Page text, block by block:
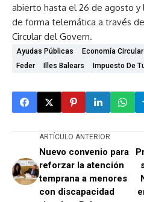
abierto hasta el 26 de agosto y
de forma telemática a través
Circular del Govern.
Ayudas Públicas Economía Circular
Feder
Illes Balears Impuesto De
ARTÍCULO ANTERIOR
Nuevo convenio para
reforzar la atención
temprana a menores
con discapacidad